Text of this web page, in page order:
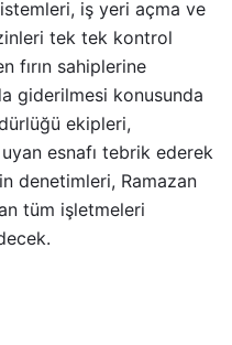
iş yeri açma ve
tek tek kontrol
fırın sahiplerine
giderilmesi konusunda
ekipleri,
esnafı tebrik ederek
denetimleri, Ramazan
tüm işletmeleri